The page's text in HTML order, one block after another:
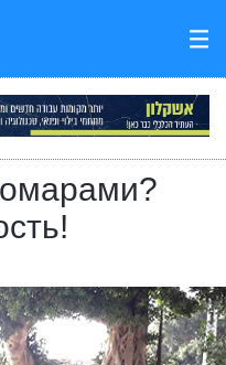
III